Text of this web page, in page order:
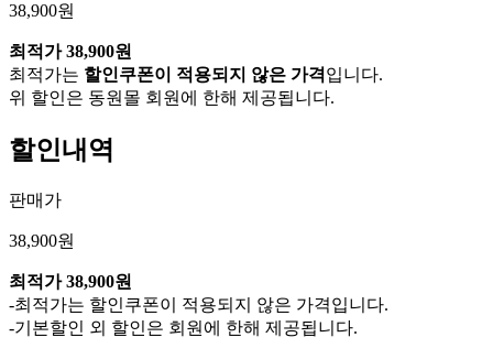
38,900원
최적가 38,900원
최적가는 할인쿠폰이 적용되지 않은 가격입니다.
위 할인은 동원몰 회원에 한해 제공됩니다.
할인내역
판매가
38,900원
최적가 38,900원
-최적가는 할인쿠폰이 적용되지 않은 가격입니다.
-기본할인 외 할인은 회원에 한해 제공됩니다.